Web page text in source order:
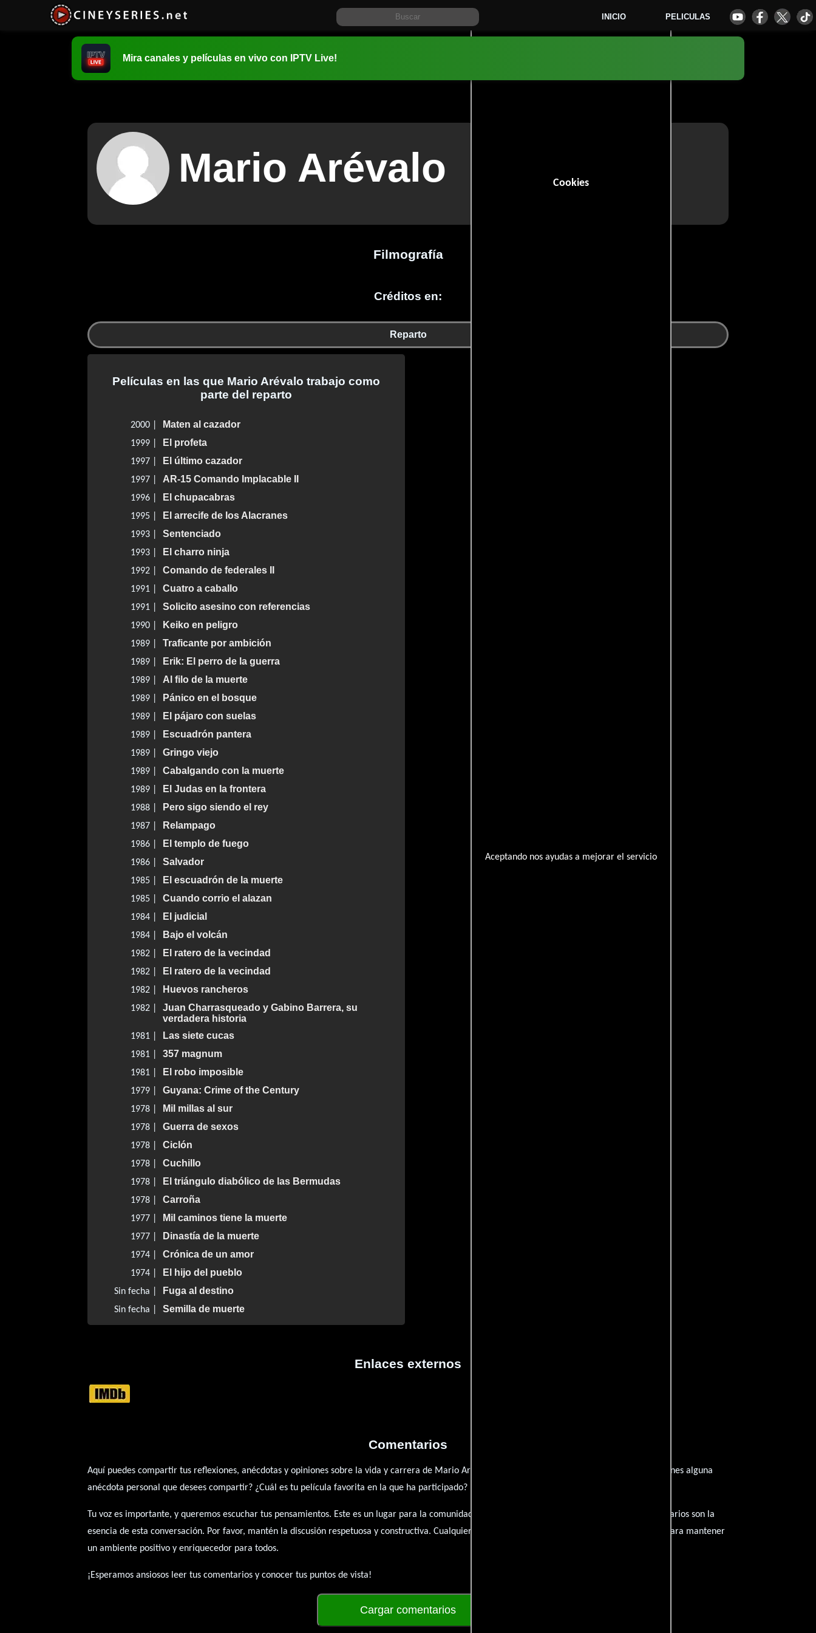
INICIO PELICULAS
Cookies
Aceptando nos ayudas a mejorar el servicio
Mira canales y películas en vivo con IPTV Live!
Mario Arévalo
Filmografía
Créditos en:
Reparto
Películas en las que Mario Arévalo trabajo como
parte del reparto
2000 | Maten al cazador
1999 | El profeta
1997 | El último cazador
1997 | AR-15 Comando Implacable II
1996 | El chupacabras
1995 | El arrecife de los Alacranes
1993 | Sentenciado
1993 | El charro ninja
1992 | Comando de federales II
1991 | Cuatro a caballo
1991 | Solicito asesino con referencias
1990 | Keiko en peligro
1989 | Traficante por ambición
1989 | Erik: El perro de la guerra
1989 | Al filo de la muerte
1989 | Pánico en el bosque
1989 | El pájaro con suelas
1989 | Escuadrón pantera
1989 | Gringo viejo
1989 | Cabalgando con la muerte
1989 | El Judas en la frontera
1988 | Pero sigo siendo el rey
1987 | Relampago
1986 | El templo de fuego
1986 | Salvador
1985 | El escuadrón de la muerte
1985 | Cuando corrio el alazan
1984 | El judicial
1984 | Bajo el volcán
1982 | El ratero de la vecindad
1982 | El ratero de la vecindad
1982 | Huevos rancheros
1982 |
Juan Charrasqueado y Gabino Barrera, su
verdadera historia
1981 | Las siete cucas
1981 | 357 magnum
1981 | El robo imposible
1979 | Guyana: Crime of the Century
1978 | Mil millas al sur
1978 | Guerra de sexos
1978 | Ciclón
1978 | Cuchillo
1978 | El triángulo diabólico de las Bermudas
1978 | Carroña
1977 | Mil caminos tiene la muerte
1977 | Dinastía de la muerte
1974 | Crónica de un amor
1974 | El hijo del pueblo
Sin fecha | Fuga al destino
Sin fecha | Semilla de muerte
Enlaces externos
Comentarios
Aquí puedes compartir tus reflexiones, anécdotas y opiniones sobre la vida y carrera de Mario Arévalo. ¿Qué te ha inspirado de su trayectoria? ¿Tienes alguna
anécdota personal que desees compartir? ¿Cuál es tu película favorita en la que ha participado?
Tu voz es importante, y queremos escuchar tus pensamientos. Este es un lugar para la comunidad de admiradores y amantes del cine, y tus comentarios son la
esencia de esta conversación. Por favor, mantén la discusión respetuosa y constructiva. Cualquier forma de contenido inapropiado será eliminado para mantener
un ambiente positivo y enriquecedor para todos.
¡Esperamos ansiosos leer tus comentarios y conocer tus puntos de vista!
Cargar comentarios